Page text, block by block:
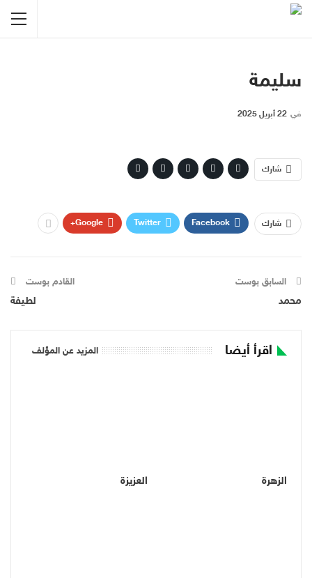
سليمة
في 22 أبريل 2025
شارك
شارك Facebook
Twitter
Google+
السابق بوست
محمد
القادم بوست
لطيفة
اقرأ أيضا المزيد عن المؤلف
الزهرة العزيزة